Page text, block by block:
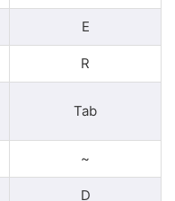
E
R
Tab
~
D